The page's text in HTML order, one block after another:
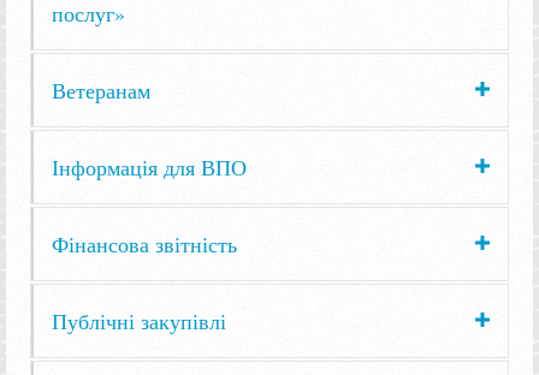
послуг»
Ветеранам
Інформація для ВПО
Фінансова звітність
Публічні закупівлі